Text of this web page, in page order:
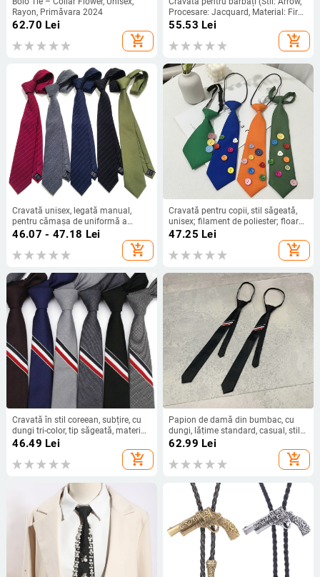
Rayon, Primăvara 2024
62.70 Lei
add_shopping_cart
Procesare: Jacquard, Material: Fire
poliester, Brand: Doris.TD, Origine:
55.53 Lei
add_shopping_cart
Cravată unisex, legată manual,
pentru cămașa de uniformă a
elevilor, fir poliesteric, model dungi,
potrivită pentru absolvire și cadouri
46.07 - 47.18 Lei
add_shopping_cart
Cravată pentru copii, stil săgeată,
unisex; filament de poliester; floare
de guler
47.25 Lei
add_shopping_cart
Cravată în stil coreean, subțire, cu
dungi tri-color, tip săgeată, material
poliester, căptușeală din lâna,
46.49 Lei
add_shopping_cart
Papion de damă din bumbac, cu
dungi, lățime standard, casual, stil
colegiu
62.99 Lei
add_shopping_cart